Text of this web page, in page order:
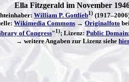
Ella Fitzgerald im November
William P. Gottlieb1)
Wikimedia Commons → Originalfoto
of Congress"1); Lizenz: Public Domain;
→ weitere Angaben zur Lizenz siehe